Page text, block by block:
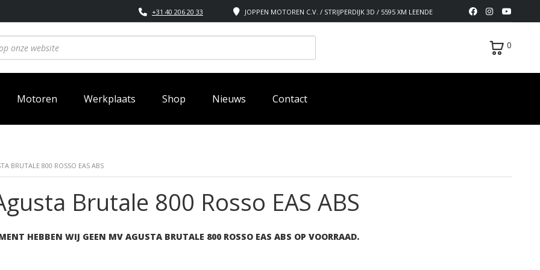
JOPPEN MOTOREN C.V. / STRIJPERDIJK 3D / 5595 XM LEENDE
+31 40 206 20 33
0
Motoren Werkplaats Shop Nieuws Contact
BRUTALE 800 ROSSO EAS ABS
Brutale 800 Rosso EAS ABS
HEBBEN WIJ GEEN MV AGUSTA BRUTALE 800 ROSSO EAS ABS OP VOORRAAD.